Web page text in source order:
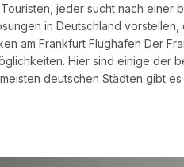
jeder sucht nach einer
in Deutschland
am Frankfurt Flughafen Der
Hier sind einige der
deutschen Städten gibt